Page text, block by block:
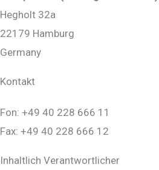
Hegholt 32a
22179 Hamburg
Germany
Kontakt
Fon: +49 40 228 666 11
Fax: +49 40 228 666 12
Inhaltlich Verantwortlicher